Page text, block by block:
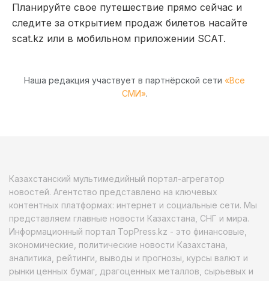
Планируйте свое путешествие прямо сейчас и
следите за открытием продаж билетов насайте
scat.kz или в мобильном приложении SCAT.
Наша редакция участвует в партнёрской сети «Все
СМИ».
Казахстанский мультимедийный портал-агрегатор
новостей. Агентство представлено на ключевых
контентных платформах: интернет и социальные сети. Мы
представляем главные новости Казахстана, СНГ и мира.
Информационный портал TopPress.kz - это финансовые,
экономические, политические новости Казахстана,
аналитика, рейтинги, выводы и прогнозы, курсы валют и
рынки ценных бумаг, драгоценных металлов, сырьевых и